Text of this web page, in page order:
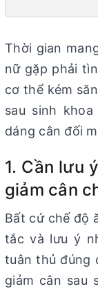
Thời gian
nữ gặp phải
cơ thể kém
sau sinh
dáng cân đối
1. Cần lưu
giảm cân
Bất cứ chế độ
tắc và lưu ý
tuân thủ đúng
giảm cân sau